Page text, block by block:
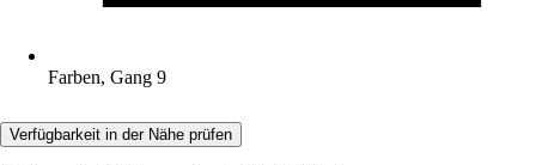
Farben, Gang 9
Verfügbarkeit in der Nähe prüfen